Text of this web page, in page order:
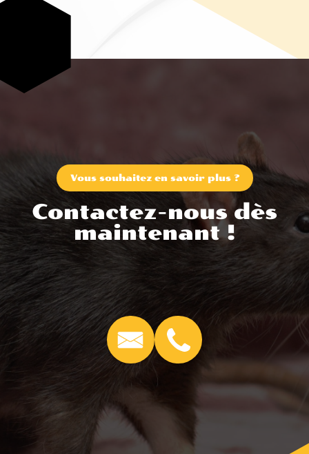
Vous souhaitez en savoir plus ?
Contactez-nous dès
maintenant !